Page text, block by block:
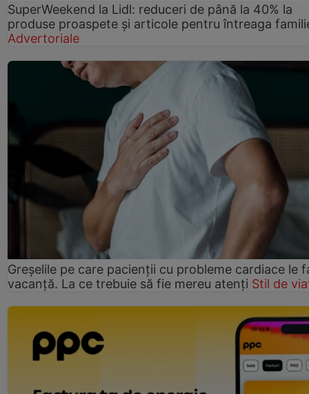
SuperWeekend la Lidl: reduceri de până la 40% la
produse proaspete și articole pentru întreaga
Advertoriale
Greșelile pe care pacienții cu probleme cardiace le
vacanță. La ce trebuie să fie mereu atenți Stil de